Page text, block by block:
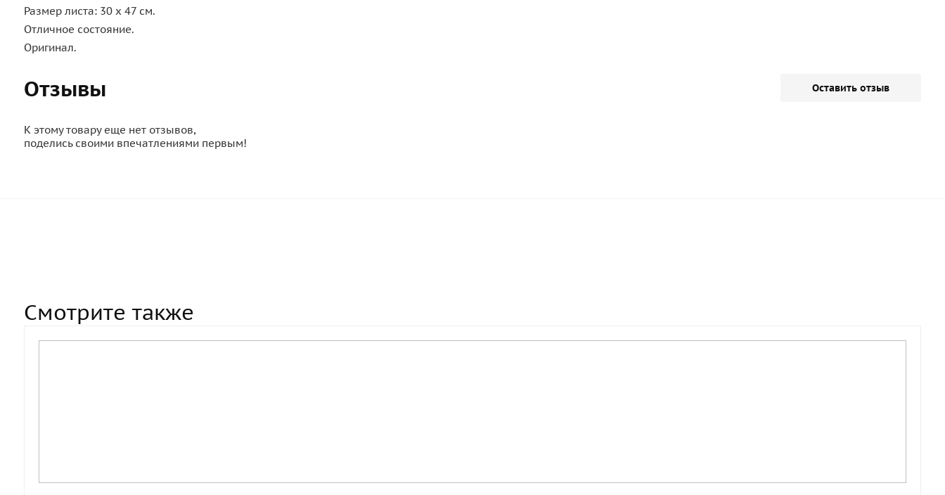
Размер листа: 30 х 47 см.
Отличное состояние.
Оригинал.
Отзывы Оставить отзыв
К этому товару еще нет отзывов,
поделись своими впечатлениями первым!
Смотрите также